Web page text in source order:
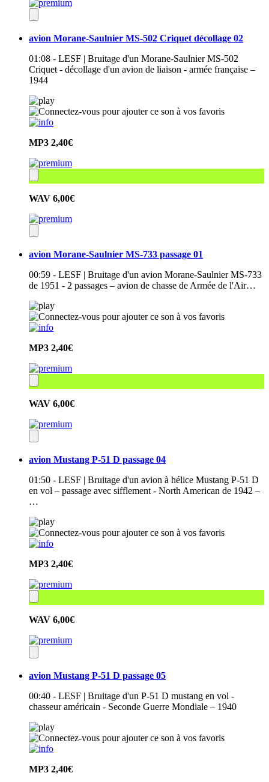
avion Morane-Saulnier MS-502 Criquet décollage 02
01:08 - LESF | Bruitage d'un Morane-Saulnier MS-502
Criquet - décollage d'un avion de liaison - armée française –
1944
MP3 2,40€
WAV 6,00€
avion Morane-Saulnier MS-733 passage 01
00:59 - LESF | Bruitage d'un avion Morane-Saulnier MS-733
de 1951 - 2 passages – avion de chasse de Armée de l'Air…
MP3 2,40€
WAV 6,00€
avion Mustang P-51 D passage 04
01:50 - LESF | Bruitage d'un avion à hélice Mustang P-51 D
en vol – passage avec sifflement - North American de 1942 –
…
MP3 2,40€
WAV 6,00€
avion Mustang P-51 D passage 05
00:40 - LESF | Bruitage d'un P-51 D mustang en vol -
chasseur américain - Seconde Guerre Mondiale – 1940
MP3 2,40€